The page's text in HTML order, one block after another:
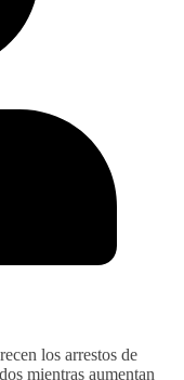
los arrestos de
mientras aumentan